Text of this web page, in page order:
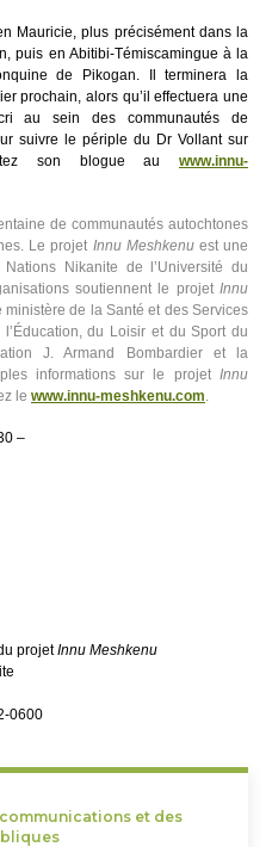
Mauricie, plus précisément dans la
puis en Abitibi-Témiscamingue à la
de Pikogan. Il terminera la
prochain, alors qu’il effectuera une
au sein des communautés de
suivre le périple du Dr Vollant sur
son blogue au www.innu-
de communautés autochtones
Le projet Innu Meshkenuest une
Nikanite de l’Université du
soutiennent le projet Innu
ministère de la Santé et des Services
du Loisir et du Sport du
J. Armand Bombardier et la
informations sur le projet Innu
le www.innu-meshkenu.com
–
projetInnu Meshkenu
0600
et des